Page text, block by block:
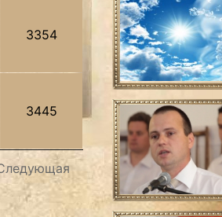
3354
3445